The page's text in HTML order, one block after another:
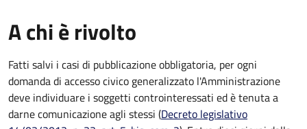
A chi è rivolto
Fatti salvi i casi di pubblicazione obbligatoria, per ogni
domanda di accesso civico generalizzato l'Amministrazione
deve individuare i soggetti controinteressati ed è tenuta a
darne comunicazione agli stessi (Decreto legislativo